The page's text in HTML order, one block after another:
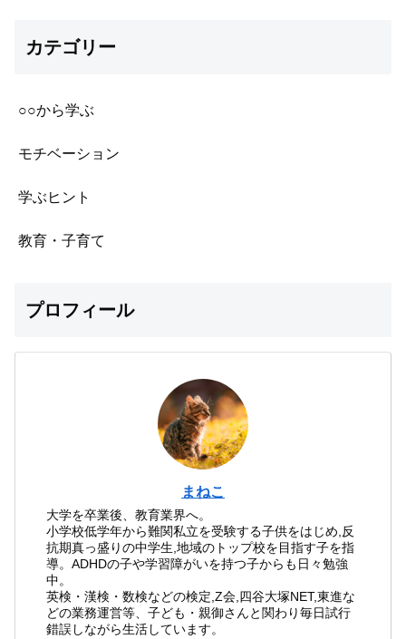
カテゴリー
○○から学ぶ
モチベーション
学ぶヒント
教育・子育て
プロフィール
まねこ
大学を卒業後、教育業界へ。
小学校低学年から難関私立を受験する子供をはじめ,反
抗期真っ盛りの中学生,地域のトップ校を目指す子を指
導。ADHDの子や学習障がいを持つ子からも日々勉強
中。
英検・漢検・数検などの検定,Z会,四谷大塚NET,東進な
どの業務運営等、子ども・親御さんと関わり毎日試行
錯誤しながら生活しています。